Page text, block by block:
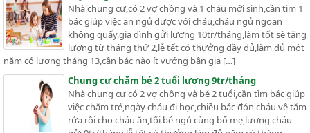
Nhà chung cư,có 2 vợ chồng và 1 cháu mới sinh,cần tìm 1
bác giúp việc ăn ngủ được với cháu,cháu ngủ ngoan
không quấy,gia đình gửi lương 10tr/tháng,làm tốt sẽ tăng
lương từ tháng thứ 2,lễ tết có thưởng đầy đủ,làm đủ một
năm có lương tháng 13,cần bác nào ít vướng bận gia […]
Chung cư chăm bé 2 tuổi lương 9tr/tháng
Nhà chung cư có 2 vợ chồng và bé 2 tuổi,cần tìm bác giúp
việc chăm trẻ,ngày cháu đi học,chiều bác đón cháu về tắm
rửa rồi cho cháu ăn,tối bé ngủ cùng bố mẹ,lương cháu